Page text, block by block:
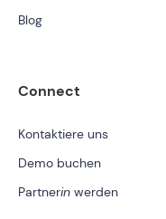
Blog
Connect
Kontaktiere uns
Demo buchen
Partnerin werden